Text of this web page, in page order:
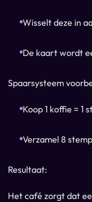
Wisselt deze in
De kaart wordt
Spaarsysteem
Koop 1 koffie = 1
Verzamel 8
Resultaat:
Het café zorgt dat